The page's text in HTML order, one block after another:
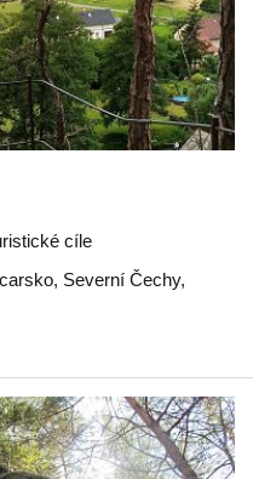
cíle
, Severní Čechy,